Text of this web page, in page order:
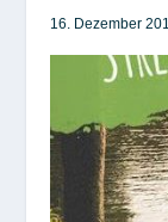
16. Dezember